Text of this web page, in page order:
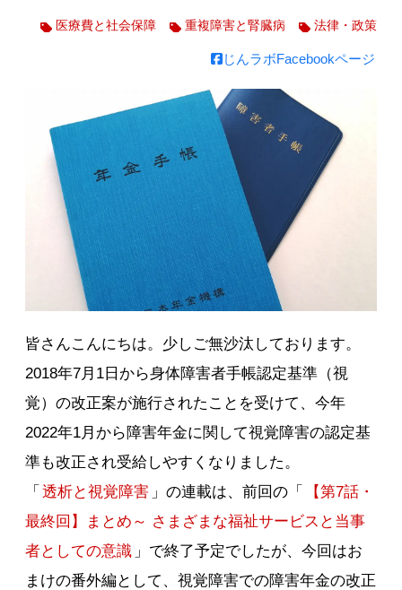
医療費と社会保障 重複障害と腎臓病 法律・政策
じんラボFacebookページ
皆さんこんにちは。少しご無沙汰しております。
2018年7月1日から身体障害者手帳認定基準（視
覚）の改正案が施行されたことを受けて、今年
2022年1月から障害年金に関して視覚障害の認定基
準も改正され受給しやすくなりました。
「 透析と視覚障害 」の連載は、前回の「
【第7話・
最終回】まとめ～ さまざまな福祉サービスと当事
者としての意識 」で終了予定でしたが、今回はお
まけの番外編として、視覚障害での障害年金の改正